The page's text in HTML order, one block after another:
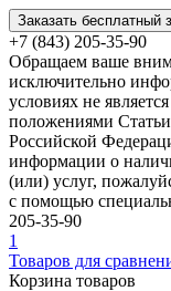
Заказать бесплатный
+7 (843) 205-35-90
Обращаем ваше
исключительно
условиях не
положениями Статьи
Российской
информации о
(или) услуг,
с помощью
205-35-90
1
Товаров для
Корзина товаров